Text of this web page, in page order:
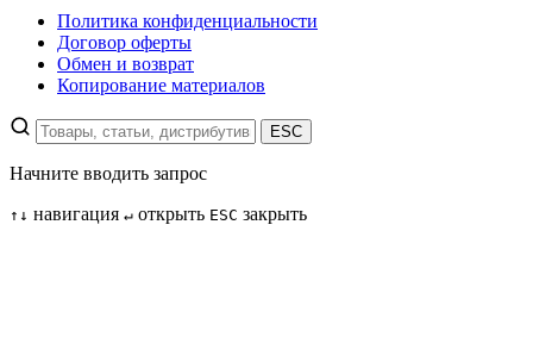
Политика конфиденциальности
Договор оферты
Обмен и возврат
Копирование материалов
ESC
Начните вводить запрос
↑ ↓ навигация ↵ открыть ESC закрыть